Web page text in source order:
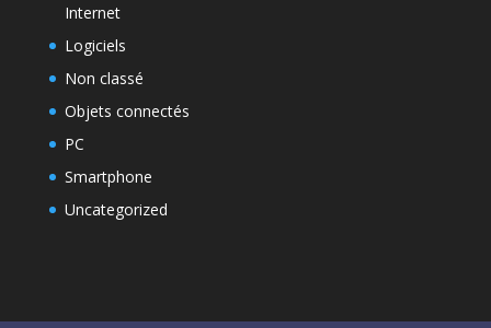
Internet
Logiciels
Non classé
Objets connectés
PC
Smartphone
Uncategorized